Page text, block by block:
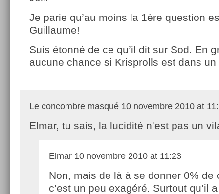
Je parie qu’au moins la 1ère question
Guillaume!
Suis étonné de ce qu’il dit sur Sod. En
aucune chance si Krisprolls est dans un
Le concombre masqué 10 novembre 2010 at
Elmar, tu sais, la lucidité n’est pas un
Elmar 10 novembre 2010 at 11:23
Non, mais de là à se donner 0% de
c’est un peu exagéré. Surtout qu’il